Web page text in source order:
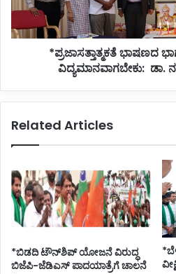
ನಟರಾಜ್
ಬೂದಾಳು*
*ಪ್ರಜಾಸತ್ತಾತ್ಮಕತೆ ಭಾಷಣದ
ವಿದ್ಯಮಾನವಾಗಬೇಕು: ಡಾ.
Related Articles
*ಬಿಡದಿ ಟೌನ್‌ಶಿಪ್ ಯೋಜನೆ ವಿರುದ್ಧ
ಬಿಜೆಪಿ-ಜೆಡಿಎಸ್ ಪಾದಯಾತ್ರೆಗೆ ಚಾಲನೆ